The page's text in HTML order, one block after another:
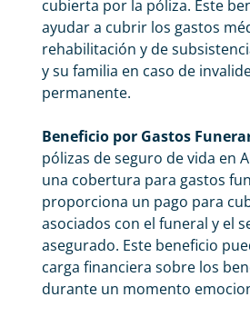
cubierta por la póliza. Este
ayudar a cubrir los gastos
rehabilitación y de
y su familia en caso de
permanente.
Beneficio por Gastos
pólizas de seguro de vida en
una cobertura para gastos
proporciona un pago para
asociados con el funeral y el
asegurado. Este beneficio
carga financiera sobre los
durante un momento